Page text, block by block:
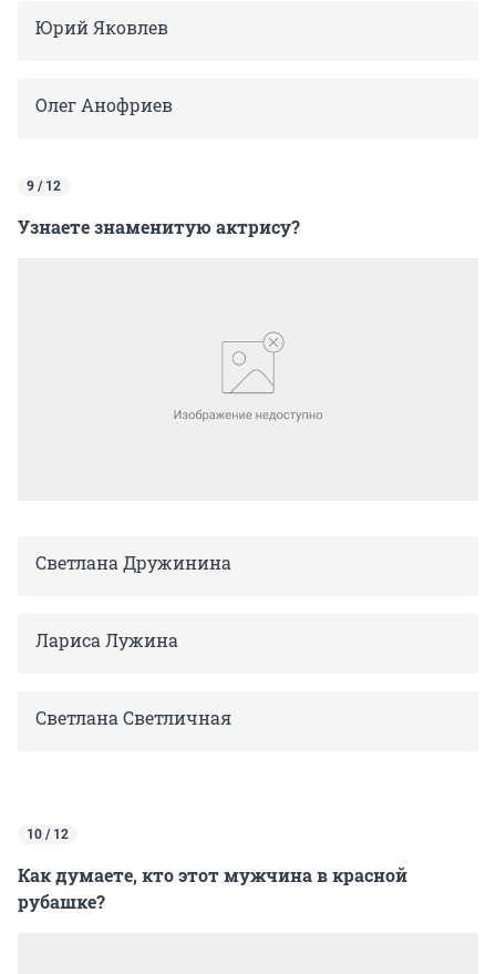
Юрий Яковлев
Олег Анофриев
9 / 12
Узнаете знаменитую актрису?
Светлана Дружинина
Лариса Лужина
Светлана Светличная
10 / 12
Как думаете, кто этот мужчина в красной
рубашке?